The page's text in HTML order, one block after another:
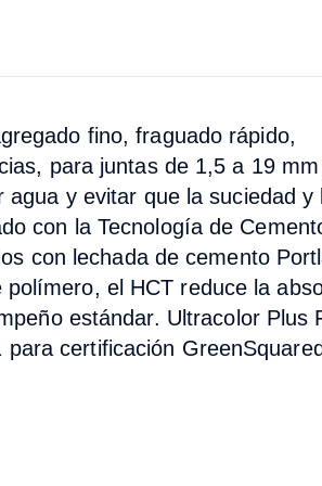
fino, fraguado rápido,
para juntas de 1,5 a 19
y evitar que la suciedad y
con la Tecnología de
con lechada de cemento
el HCT reduce la
estándar. Ultracolor Plus
certificación